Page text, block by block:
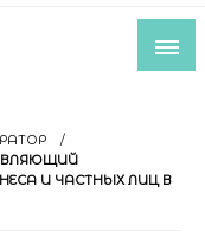
И ЧАСТНЫХ ЛИЦ В